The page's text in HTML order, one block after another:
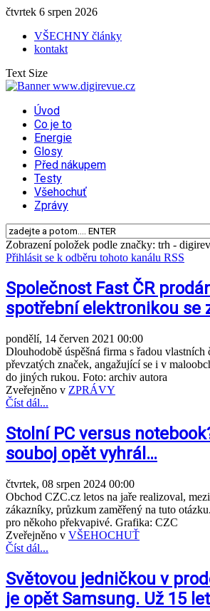
čtvrtek 6 srpen 2026
VŠECHNY články
kontakt
Text Size
Úvod
Co je to
Energie
Glosy
Před nákupem
Testy
Všehochuť
Zprávy
Zobrazení položek podle značky: trh -
Přihlásit se k odběru tohoto kanálu RSS
Společnost Fast ČR
spotřební elektronikou se
pondělí, 14 červen 2021 00:00
Dlouhodobě úspěšná firma s řadou vlastních
převzatých značek, angažující se i v
do jiných rukou. Foto: archiv autora
Zveřejněno v ZPRÁVY
Číst dál...
Stolní PC versus
souboj opět vyhrál…
čtvrtek, 08 srpen 2024 00:00
Obchod CZC.cz letos na jaře realizoval,
zákazníky, průzkum zaměřený na tuto
pro někoho překvapivé. Grafika: CZC
Zveřejněno v VŠEHOCHUŤ
Číst dál...
Světovou jedničkou v
je opět Samsung. Už 15